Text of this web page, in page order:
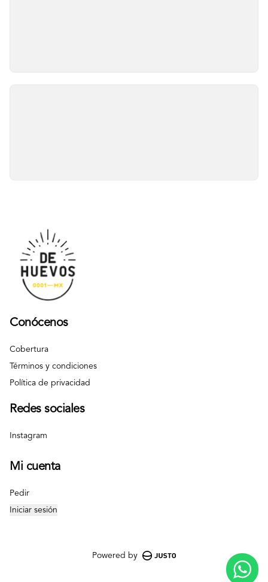
Conócenos
Cobertura
Términos y condiciones
Política de privacidad
Redes sociales
Instagram
Mi cuenta
Pedir
Iniciar sesión
Powered by